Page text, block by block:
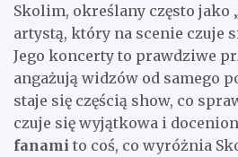
Skolim, określany często jako
artystą, który na scenie czuje
Jego koncerty to prawdziwe
angażują widzów od samego
staje się częścią show, co
czuje się wyjątkowa i
fanami to coś, co wyróżnia